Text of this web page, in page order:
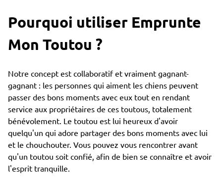
Pourquoi utiliser Emprunte
Mon Toutou ?
Notre concept est collaboratif et vraiment gagnant-
gagnant : les personnes qui aiment les chiens peuvent
passer des bons moments avec eux tout en rendant
service aux propriétaires de ces toutous, totalement
bénévolement. Le toutou est lui heureux d'avoir
quelqu'un qui adore partager des bons moments avec lui
et le chouchouter. Vous pouvez vous rencontrer avant
qu'un toutou soit confié, afin de bien se connaître et avoir
l'esprit tranquille.